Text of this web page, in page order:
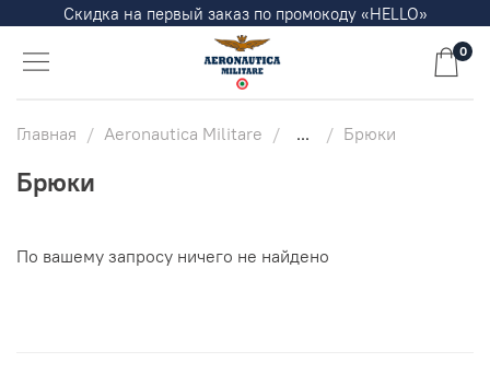
Скидка на первый заказ по промокоду «HELLO»
0
Главная Aeronautica Militare ... Брюки
Брюки
По вашему запросу ничего не найдено